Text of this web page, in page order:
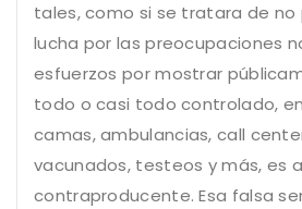
tales, como si se tratara de no
lucha por las preocupaciones
esfuerzos por mostrar
todo o casi todo controlado,
camas, ambulancias, call
vacunados, testeos y más, es
contraproducente. Esa falsa